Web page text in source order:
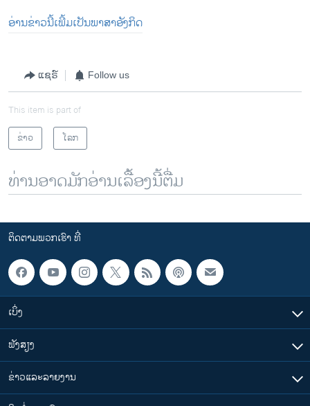
ອ່ານຂ່າວນີ້ເພີ້ມເປັນພາສາອັງກິດ
ແຊຣ໌ Follow us
This item is part of
ຂ່າວ
ໂລກ
ທ່ານອາດມັກອ່ານເລື້ອງນີ້ຕື່ມ
ຕິດຕາມພວກເຮົາ ທີ່
ເບິ່ງ
ຟັງສຽງ
ຂ່າວແລະລາຍງານ